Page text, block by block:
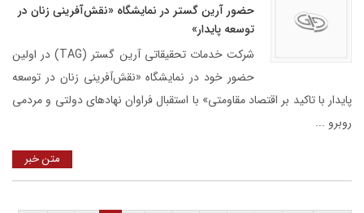
حضور آرین گستر در نمایشگاه «نقش‌آفرینی زنان در
توسعه پایدار»
شرکت خدمات تحقیقاتی آرین گستر (TAG) در اولین
حضور خود در نمایشگاه «نقش‌آفرینی زنان در توسعه
پایدار با تاکید بر اقتصاد مقاومتی» با استقبال فراوان نهادهای دولتی و مردمی
روبرو ...
متن خبر